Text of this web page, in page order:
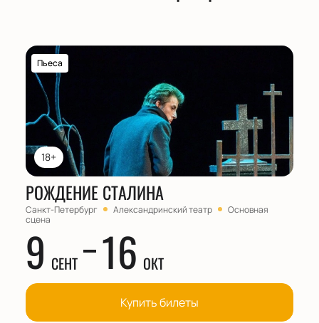
Обратите внимание, возможна смена актёрского
18+
Пьеса
РОЖДЕНИЕ СТАЛИНА
Санкт-Петербург Александринский театр
Основная
сцена
9 СЕНТ 16 ОКТ
Купить билеты